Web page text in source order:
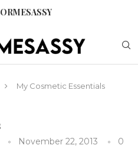
My Cosmetic Essentials
November 22, 2013
0